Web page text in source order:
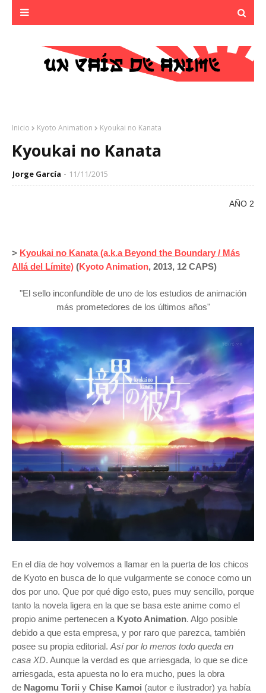
Inicio Kyoto Animation Kyoukai no Kanata
Kyoukai no Kanata
Jorge García 11/11/2015
AÑO 2
> Kyoukai no Kanata (a.k.a Beyond the Boundary / Más
Allá del Límite) (Kyoto Animation, 2013, 12 CAPS)
"El sello inconfundible de uno de los estudios de animación
más prometedores de los últimos años"
En el día de hoy volvemos a llamar en la puerta de los chicos
de Kyoto en busca de lo que vulgarmente se conoce como un
dos por uno. Que por qué digo esto, pues muy sencillo, porque
tanto la novela ligera en la que se basa este anime como el
propio anime pertenecen a Kyoto Animation. Algo posible
debido a que esta empresa, y por raro que parezca, también
posee su propia editorial. Así por lo menos todo queda en
casa XD. Aunque la verdad es que arriesgada, lo que se dice
arriesgada, esta apuesta no lo era mucho, pues la obra
de Nagomu Torii y Chise Kamoi (autor e ilustrador) ya había